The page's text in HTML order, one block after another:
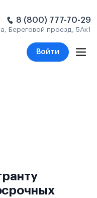
8 (800) 777-70-29
Береговой проезд, 5Ак1
Войти